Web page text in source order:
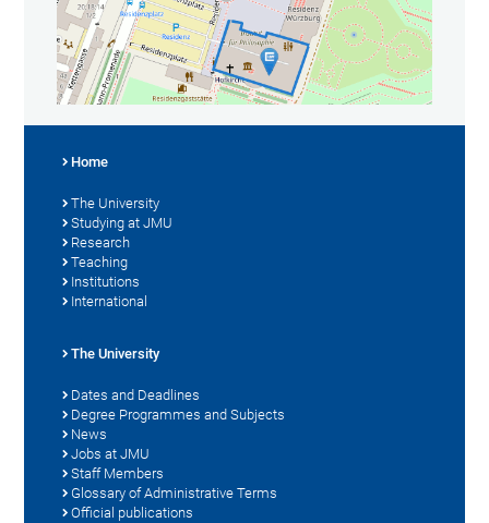
Home
The University
Studying at JMU
Research
Teaching
Institutions
International
The University
Dates and Deadlines
Degree Programmes and Subjects
News
Jobs at JMU
Staff Members
Glossary of Administrative Terms
Official publications